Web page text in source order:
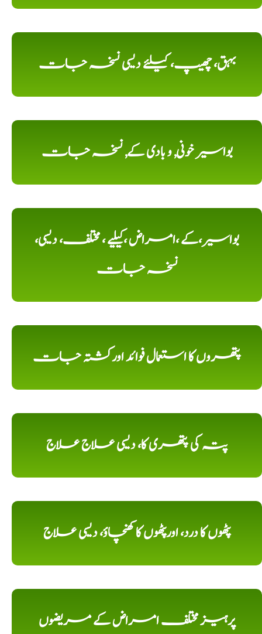
بہق، چھیپ، کیلئے دیسی نسخہ جات
بواسیر خونی, و بادی کے, نسخہ جات
بواسیر،کے ،امراض ،کیلیے ، مختلف، دیسی،
نسخہ جات
پتھروں کا استعمال فوائد اورکشتہ جات
پتہ کی پتھری کا، دیسی علاج علاج
پٹھوں کا درد، اورپٹھوں کا کھنچاؤ، دیسی علاج
پرہیز مختلف امراض کے مریضوں